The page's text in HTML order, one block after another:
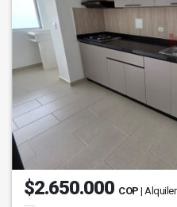
$2.650.000 COP | Alquiler